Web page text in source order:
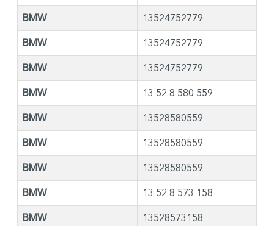
BMW 13524752779
BMW 13524752779
BMW 13524752779
BMW 13 52 8 580 559
BMW 13528580559
BMW 13528580559
BMW 13528580559
BMW 13 52 8 573 158
BMW 13528573158